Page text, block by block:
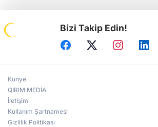
Bizi Takip Edin!
Künye
QIRIM MEDİA
İletişim
Kullanım Şartnamesi
Gizlilik Politikası